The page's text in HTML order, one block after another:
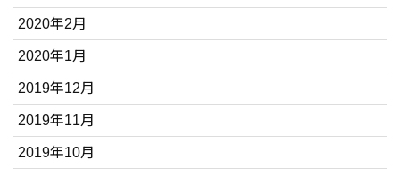
2020年2月
2020年1月
2019年12月
2019年11月
2019年10月